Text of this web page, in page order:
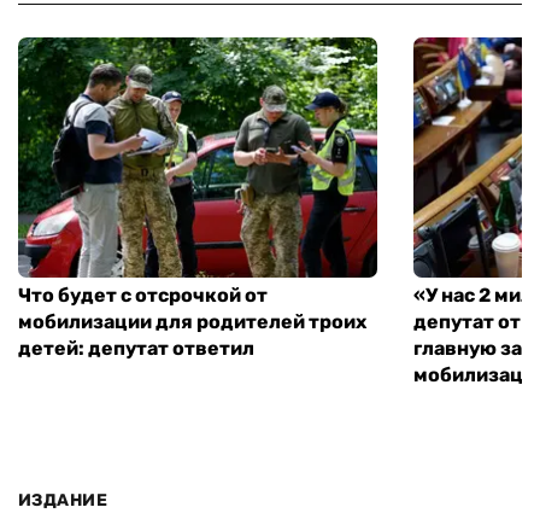
Что будет с отсрочкой от
мобилизации для родителей троих
детей: депутат ответил
«У нас 2
депутат от
главную
ИЗДАНИЕ